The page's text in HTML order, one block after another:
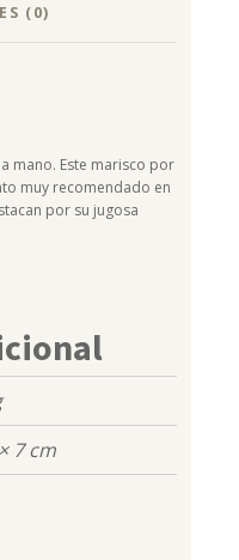
(0)
mano. Este marisco por
muy recomendado en
por su jugosa
7 cm